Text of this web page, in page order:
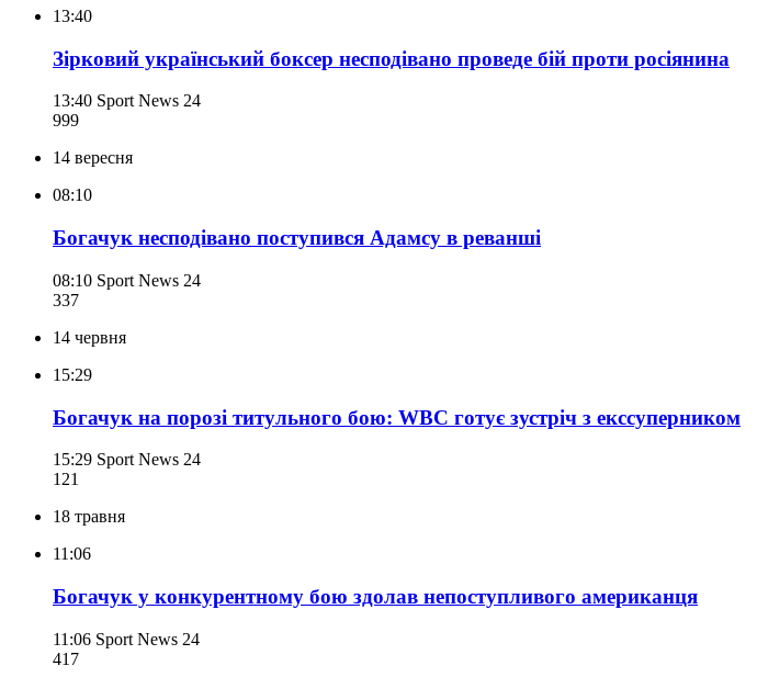
13:40
Зірковий український боксер несподівано проведе бій проти росіянина
13:40 Sport News 24
999
14 вересня
08:10
Богачук несподівано поступився Адамсу в реванші
08:10 Sport News 24
337
14 червня
15:29
Богачук на порозі титульного бою: WBC готує зустріч з екссуперником
15:29 Sport News 24
121
18 травня
11:06
Богачук у конкурентному бою здолав непоступливого американця
11:06 Sport News 24
417